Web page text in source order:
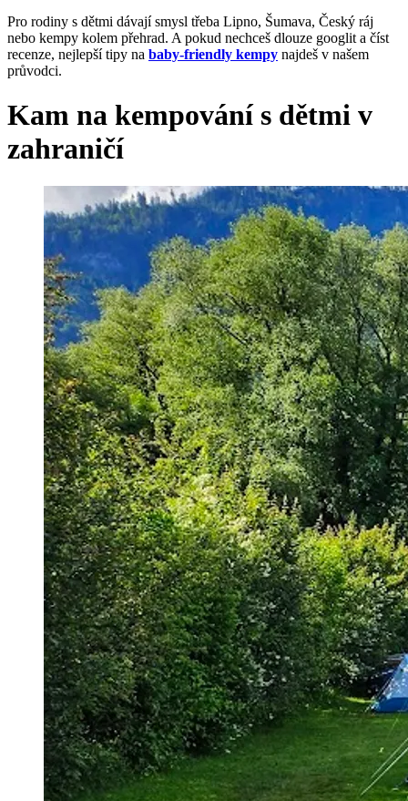
Pro rodiny s dětmi dávají smysl třeba Lipno, Šumava, Český ráj
nebo kempy kolem přehrad. A pokud nechceš dlouze googlit a číst
recenze, nejlepší tipy na baby-friendly kempy najdeš v našem
průvodci.
Kam na kempování s dětmi v
zahraničí